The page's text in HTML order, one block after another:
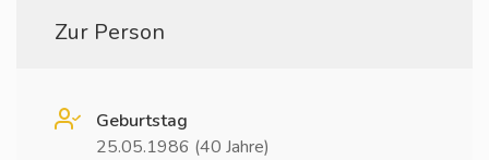
Zur Person
Geburtstag
25.05.1986 (40 Jahre)